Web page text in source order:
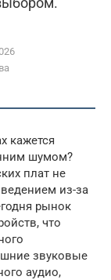
кажется
шумом?
плат не
из-за
рынок
что
звуковые
аудио,